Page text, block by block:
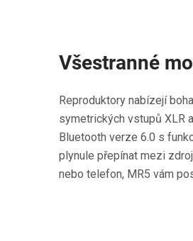
Všestranné
Reproduktory nabízejí
symetrických vstupů XLR
Bluetooth verze 6.0 s
plynule přepínat mezi
nebo telefon, MR5 vám